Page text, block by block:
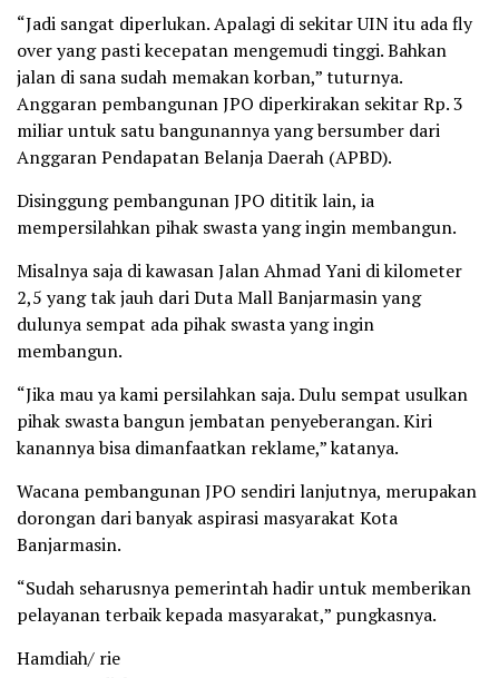
“Jadi sangat diperlukan. Apalagi di sekitar UIN itu ada fly
over yang pasti kecepatan mengemudi tinggi. Bahkan
jalan di sana sudah memakan korban,” tuturnya.
Anggaran pembangunan JPO diperkirakan sekitar Rp. 3
miliar untuk satu bangunannya yang bersumber dari
Anggaran Pendapatan Belanja Daerah (APBD).
Disinggung pembangunan JPO dititik lain, ia
mempersilahkan pihak swasta yang ingin membangun.
Misalnya saja di kawasan Jalan Ahmad Yani di kilometer
2,5 yang tak jauh dari Duta Mall Banjarmasin yang
dulunya sempat ada pihak swasta yang ingin
membangun.
“Jika mau ya kami persilahkan saja. Dulu sempat usulkan
pihak swasta bangun jembatan penyeberangan. Kiri
kanannya bisa dimanfaatkan reklame,” katanya.
Wacana pembangunan JPO sendiri lanjutnya, merupakan
dorongan dari banyak aspirasi masyarakat Kota
Banjarmasin.
“Sudah seharusnya pemerintah hadir untuk memberikan
pelayanan terbaik kepada masyarakat,” pungkasnya.
Hamdiah/ rie